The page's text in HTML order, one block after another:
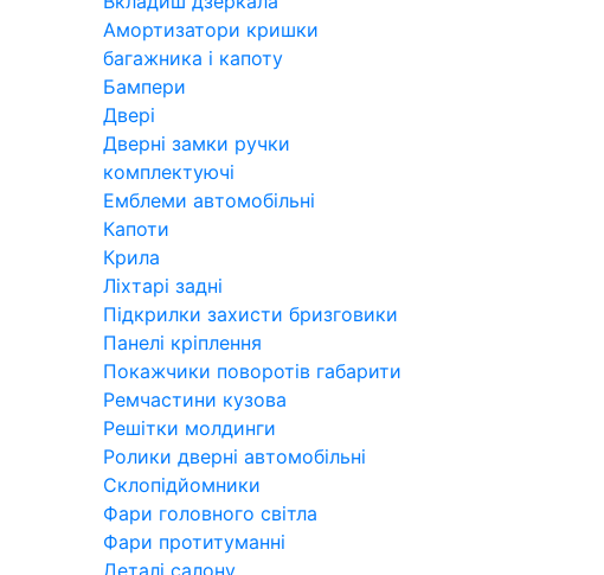
Амортизатори кришки
багажника і капоту
Бампери
Двері
Дверні замки ручки
комплектуючі
Емблеми автомобільні
Капоти
Крила
Ліхтарі задні
Підкрилки захисти бризговики
Панелі кріплення
Покажчики поворотів габарити
Ремчастини кузова
Решітки молдинги
Ролики дверні автомобільні
Склопідйомники
Фари головного світла
Фари протитуманні
Деталі салону